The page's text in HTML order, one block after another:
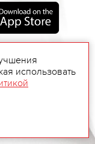
использовать